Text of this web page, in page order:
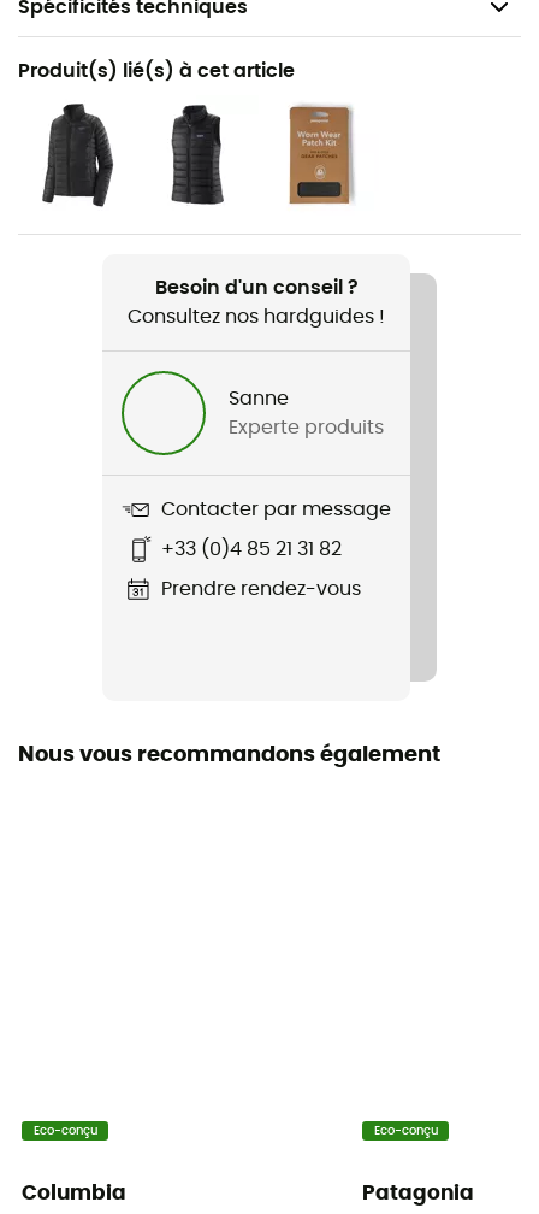
Spécificités techniques
Recommandé pour
Randonnée / Ski de randonnée / Alpinisme / Lifestyle /
Sports d'hiver
Genre
Femme
Nom du produit
Down Sweater Hoody
Imperméabilité
Fair Trade Certified™ / PFC-Free
Produit(s) lié(s) à cet article
Besoin d'un conseil ?
Consultez nos hardguides !
Sanne
Experte produits
Contacter par message
+33 (0)4 85 21 31 82
Prendre rendez-vous
Nous vous recommandons également
Eco-conçu
Columbia
Eco-conçu
Patagonia